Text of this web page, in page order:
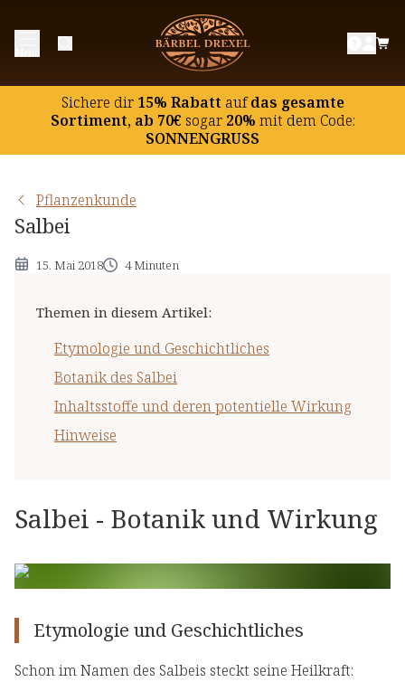
Sichere dir15% Rabatt aufdas gesamte
Sortiment, ab 70€ sogar20% mit dem Code:
SONNENGRUSS
Pflanzenkunde
Salbei
15. Mai 2018 4 Minuten
Themen in diesem Artikel:
Etymologie und Geschichtliches
Botanik des Salbei
Inhaltsstoffe und deren potentielle Wirkung
Hinweise
Etymologie und Geschichtliches
Botanik des Salbei
Inhaltsstoffe und deren potentielle Wirkung
Hinweise
Salbei - Botanik und Wirkung
Etymologie und Geschichtliches
Schon im Namen des Salbeis steckt seine Heilkraft: